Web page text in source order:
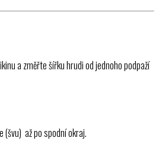
a změřte šířku hrudi od jednoho podpaží
(švu) až po spodní okraj.